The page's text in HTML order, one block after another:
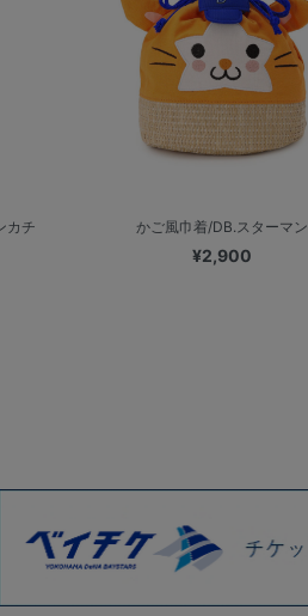
カチ かご風巾着/DB.スターマン
¥2,900